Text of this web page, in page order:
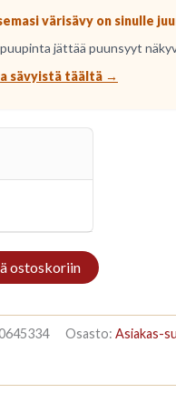
värisävy on sinulle
jättää puunsyyt
sävyistä täältä →
ostoskoriin
Osasto: Asiakas-